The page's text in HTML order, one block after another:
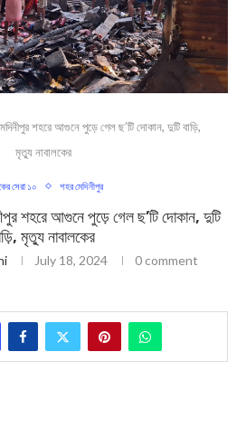
শহরে আগুনে পুড়ে গেল ছ’টি দোকান, দুটি বাড়ি,
মৃত্যু নাবালকের
সেরা ১০ শহর মেদিনীপুর
শহরে আগুনে পুড়ে গেল ছ’টি দোকান, দুটি
মৃত্যু নাবালকের
July 18, 2024 0 comment